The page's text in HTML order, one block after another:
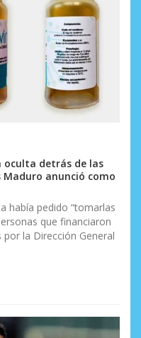
oculta detrás de las
Maduro anunció como
había pedido “tomarlas
que financiaron
la Dirección General